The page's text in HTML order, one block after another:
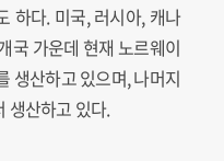
하다. 미국, 러시아, 캐나
국 가운데 현재 노르웨이
생산하고 있으며, 나머지
생산하고 있다.